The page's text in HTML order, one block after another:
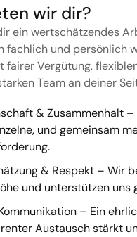
wir dir?
ein wertschätzendes
fachlich und persönlich
fairer Vergütung,
Team an deiner
& Zusammenhalt –
und gemeinsam
& Respekt – Wir
und unterstützen uns
– Ein
Austausch stärkt